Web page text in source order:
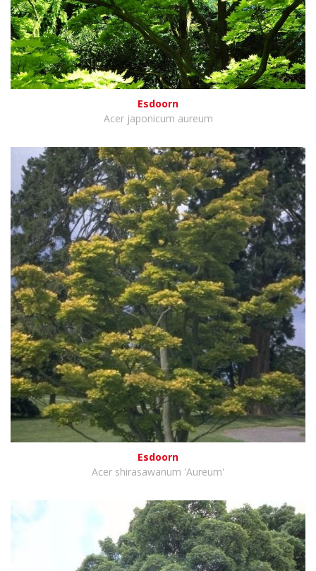
Esdoorn
Acer japonicum aureum
Esdoorn
Acer shirasawanum 'Aureum'